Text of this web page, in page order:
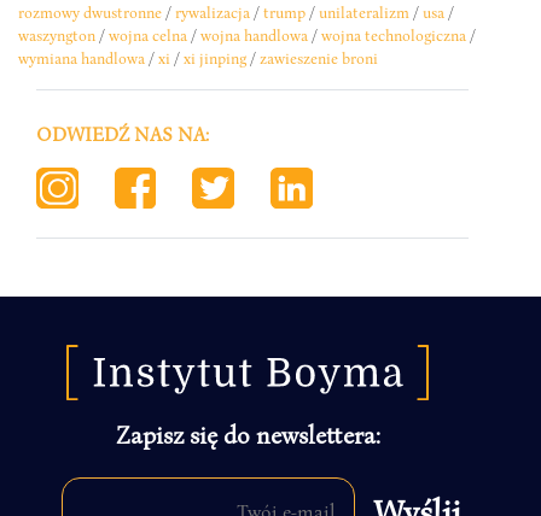
rozmowy dwustronne /rywalizacja /trump /unilateralizm /usa /
waszyngton /wojna celna /wojna handlowa /wojna technologiczna /
wymiana handlowa /xi /xi jinping /zawieszenie broni
ODWIEDŹ NAS NA:
Zapisz się do newslettera: